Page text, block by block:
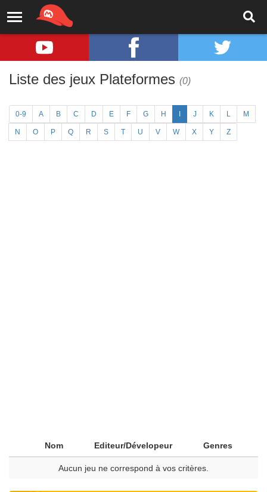
Liste des jeux Plateformes (0)
0-9 A B C D E F G H J K L M
N O P Q R S T U V W X Y Z
Nom Editeur/Dévelopeur Genres
Aucun jeu ne correspond à vos critères.